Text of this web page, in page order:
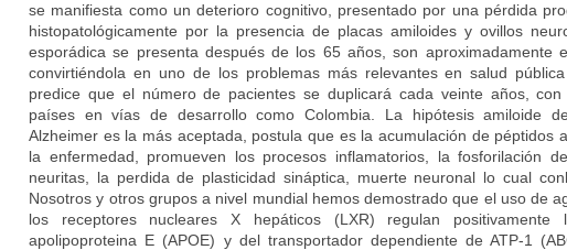
se manifiesta como un deterioro cognitivo, presentado por una pérdida
histopatológicamente por la presencia de placas amiloides y ovillos
esporádica se presenta después de los 65 años, son aproximadamente
convirtiéndola en uno de los problemas más relevantes en salud
predice que el número de pacientes se duplicará cada veinte años,
países en vías de desarrollo como Colombia. La hipótesis amiloide
Alzheimer es la más aceptada, postula que es la acumulación de péptidos
la enfermedad, promueven los procesos inflamatorios, la fosforilación
neuritas, la perdida de plasticidad sináptica, muerte neuronal lo cual
Nosotros y otros grupos a nivel mundial hemos demostrado que el uso de
los receptores nucleares X hepáticos (LXR) regulan
apolipoproteina E (APOE) y del transportador dependiente de ATP-1